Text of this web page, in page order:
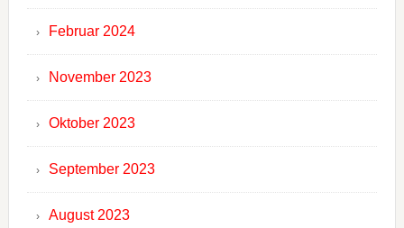
Februar 2024
November 2023
Oktober 2023
September 2023
August 2023